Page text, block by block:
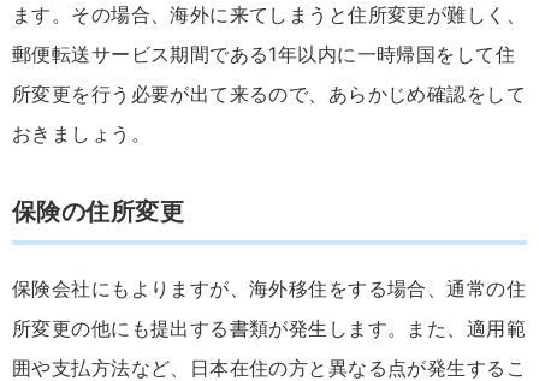
ます。その場合、海外に来てしまうと住所変更が難しく、
郵便転送サービス期間である1年以内に一時帰国をして住
所変更を行う必要が出て来るので、あらかじめ確認をして
おきましょう。
保険の住所変更
保険会社にもよりますが、海外移住をする場合、通常の住
所変更の他にも提出する書類が発生します。また、適用範
囲や支払方法など、日本在住の方と異なる点が発生するこ